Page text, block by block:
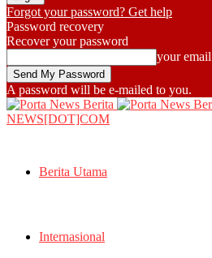
Forgot your password? Get help
Password recovery
Recover your password
your email
A password will be e-mailed to you.
NEWS[DOT]COM
Berita Utama
Internasional